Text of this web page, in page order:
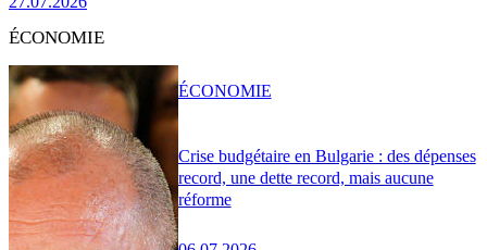
ÉCONOMIE
Crise budgétaire en Bulgarie : des dépenses
record, une dette record, mais aucune
réforme
ÉCONOMIE